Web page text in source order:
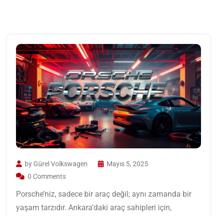
by Gürel Volkswagen
Mayıs 5, 2025
0 Comments
Porsche’niz, sadece bir araç değil; aynı zamanda bir
yaşam tarzıdır. Ankara’daki araç sahipleri için,